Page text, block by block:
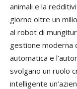
animali e la
giorno oltre un
al robot di
gestione moderna
automatica e
svolgano un ruolo
intelligente